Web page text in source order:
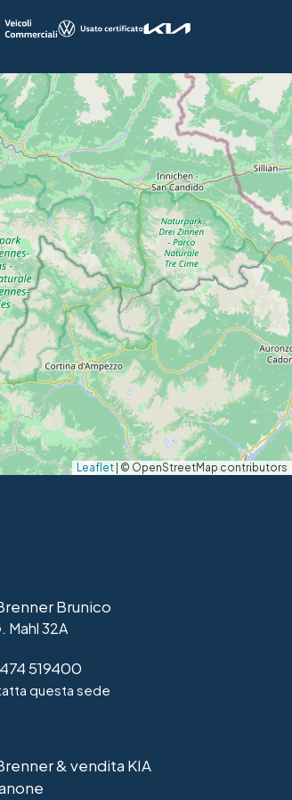
Leaflet | © OpenStreetMap contributors
Brunico
Mahl 32A
519400
questa sede
& vendita KIA